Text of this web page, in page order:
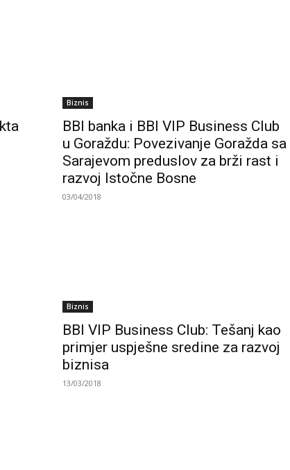
Biznis
BBI banka i BBI VIP Business Club
u Goraždu: Povezivanje Goražda sa
Sarajevom preduslov za brži rast i
razvoj Istočne Bosne
03/04/2018
Biznis
BBI VIP Business Club: Tešanj kao
primjer uspješne sredine za razvoj
biznisa
13/03/2018